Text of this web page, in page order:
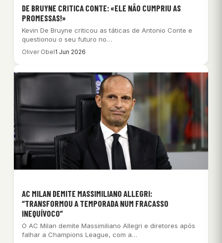
DE BRUYNE CRITICA CONTE: «ELE NÃO CUMPRIU AS
PROMESSAS!»
Kevin De Bruyne criticou as táticas de Antonio Conte e
questionou o seu futuro no…
Oliver Obel1 Jun 2026
AC MILAN DEMITE MASSIMILIANO ALLEGRI:
“TRANSFORMOU A TEMPORADA NUM FRACASSO
INEQUÍVOCO”
O AC Milan demite Massimiliano Allegri e diretores após
falhar a Champions League, com a…